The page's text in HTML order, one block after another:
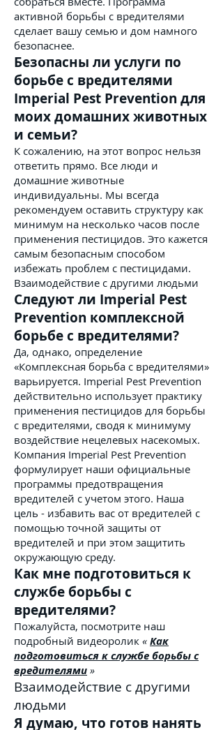
активной борьбы с вредителями
сделает вашу семью и дом намного
безопаснее.
Безопасны ли услуги по
борьбе с вредителями
Imperial Pest Prevention для
моих домашних животных
и семьи?
К сожалению, на этот вопрос нельзя
ответить прямо. Все люди и
домашние животные
индивидуальны. Мы всегда
рекомендуем оставить структуру как
минимум на несколько часов после
применения пестицидов. Это кажется
самым безопасным способом
избежать проблем с пестицидами.
Взаимодействие с другими людьми
Следуют ли Imperial Pest
Prevention комплексной
борьбе с вредителями?
Да, однако, определение
«Комплексная борьба с вредителями»
варьируется. Imperial Pest Prevention
действительно использует практику
применения пестицидов для борьбы
с вредителями, сводя к минимуму
воздействие нецелевых насекомых.
Компания Imperial Pest Prevention
формулирует наши официальные
программы предотвращения
вредителей с учетом этого. Наша
цель - избавить вас от вредителей с
помощью точной защиты от
вредителей и при этом защитить
окружающую среду.
Как мне подготовиться к
службе борьбы с
вредителями?
Пожалуйста, посмотрите наш
подробный видеоролик « Как
подготовиться к службе борьбы с
вредителями »
Взаимодействие с другими
людьми
Я думаю, что готов нанять